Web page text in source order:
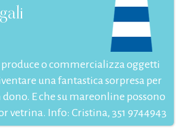
produce o commercializza oggetti
una fantastica sorpresa per
E che su mareonline possono
vetrina. Info: Cristina, 351 9744943